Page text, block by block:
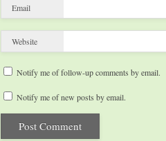
Email
Website
Notify me of follow-up comments by email.
Notify me of new posts by email.